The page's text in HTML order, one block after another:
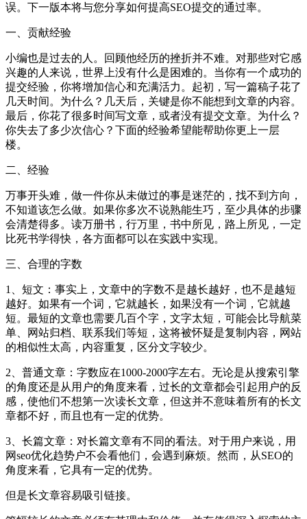
误。下一版本将与您分享如何提高SEO提交的通过率。
一、贡献经验
小编也是过去的人。回顾他经历的挫折并不难。对那些对它感
兴趣的人来说，世界上没有什么是困难的。当你有一个成功的
提交经验，你将增加信心和充满活力。起初，写一篇稿子花了
几天时间。为什么？几天后，关键是你不能想到文章的内容。
最后，你花了很多时间写文章，或者没有提交文章。为什么？
你失去了多少次信心？下面的经验希望能帮助你更上一层
楼。
二、经验
万事开头难，做一件你从未做过的事是迷茫的，找不到方向，
不知道该怎么做。如果你多次不说熟能生巧，至少具体的步骤
会清楚得多。读万册书，行万里，书中所见，路上所见，一定
比死书学得快，各方面都可以在实践中实现。
三、合理的字数
1、短文：事实上，文章中的字数不是越长越好，也不是越短
越好。如果有一个词，它就越长，如果没有一个词，它就越
短。最短的文章也需要几百个字，文字太短，可能会比导航菜
单、网站归档、联系我们等短，这将被怀疑是复制内容，网站
的相似性太高，内容重复，区分文字较少。
2、普通文章：字数应在1000-2000字左右。无论是从搜索引擎
的角度还是从用户的角度来看，过长的文章都会引起用户的反
感，使他们不想第一次读长文章，但这并不意味着所有的长文
章都不好，而且也有一定的优势。
3、长篇文章：对长篇文章有不同的看法。对于用户来说，用
网seo优化趋势户不会看他们，会遇到麻烦。然而，从SEO的
角度来看，它具有一定的优势。
但是长文章容易吸引链接。